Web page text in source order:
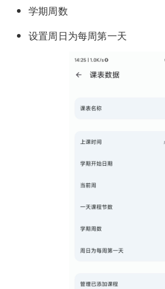
学期周数
设置周日为每周第一天